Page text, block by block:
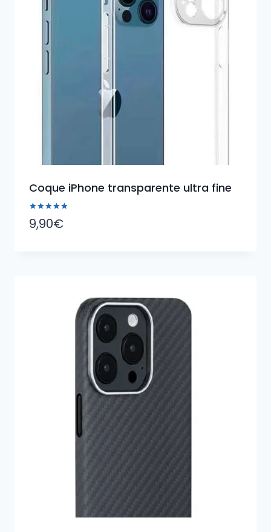
Coque iPhone transparente ultra fine
Note
5.00
sur 5
9,90€